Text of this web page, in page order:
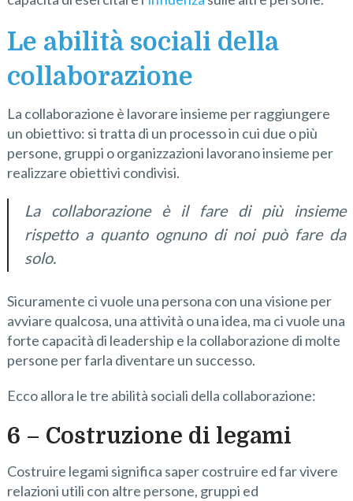
Le abilità sociali della
collaborazione
La collaborazione è lavorare insieme per raggiungere
un obiettivo: si tratta di un processo in cui due o più
persone, gruppi o organizzazioni lavorano insieme per
realizzare obiettivi condivisi.
La collaborazione è il fare di più insieme
rispetto a quanto ognuno di noi può fare da
solo.
Sicuramente ci vuole una persona con una visione per
avviare qualcosa, una attività o una idea, ma ci vuole una
forte capacità di leadership e la collaborazione di molte
persone per farla diventare un successo.
Ecco allora le tre abilità sociali della collaborazione:
6 – Costruzione di legami
Costruire legami significa saper costruire ed far vivere
relazioni utili con altre persone, gruppi ed